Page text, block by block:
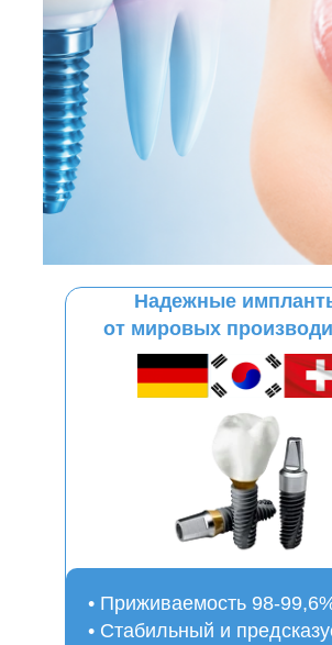
ИМПЛАНТАЦИЯ ЗУБОВ
в стоматологии «5
От 25 000руб
Новая прогрессивная
Фиксируем цены на всё время
Беремся за самые сложные
Максимальный комфорт без
Записаться на прием
Надежные
от мировых
Приживаемость 98-
Стабильный и